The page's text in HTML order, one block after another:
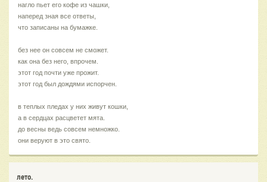
нагло пьет его кофе из чашки,
наперед зная все ответы,
что записаны на бумажке.
без нее он совсем не сможет.
как она без него, впрочем.
этот год почти уже прожит.
этот год был дождями испорчен.
в теплых пледах у них живут кошки,
а в сердцах расцветет мята.
до весны ведь совсем немножко.
они веруют в это свято.
лето.